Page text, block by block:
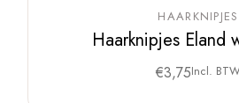
HAARKNIPJES
Haarknipjes Eland
€3,75Incl.